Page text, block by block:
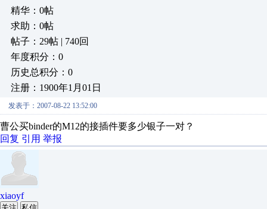
精华：0帖
求助：0帖
帖子：29帖 | 740回
年度积分：0
历史总积分：0
注册：1900年1月01日
发表于：2007-08-22 13:52:00
曹公买binder的M12的接插件要多少银子一对？
回复 引用 举报
xiaoyf